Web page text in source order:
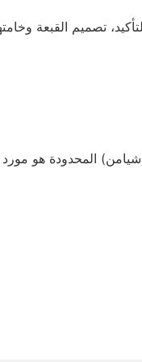
المحدودة هو